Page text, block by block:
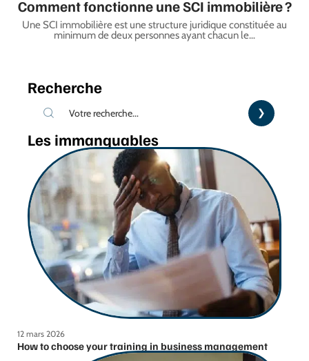
Comment fonctionne une SCI immobilière ?
Une SCI immobilière est une structure juridique constituée au
minimum de deux personnes ayant chacun le…
Recherche
Les immanquables
12 mars 2026
How to choose your training in business management